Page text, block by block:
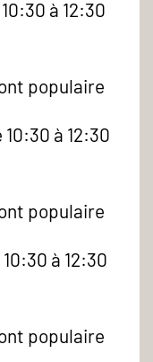
à 12:30
populaire
à 12:30
populaire
à 12:30
populaire